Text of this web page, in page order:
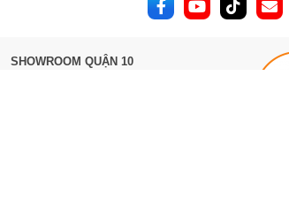
SHOWROOM QUẬN 10